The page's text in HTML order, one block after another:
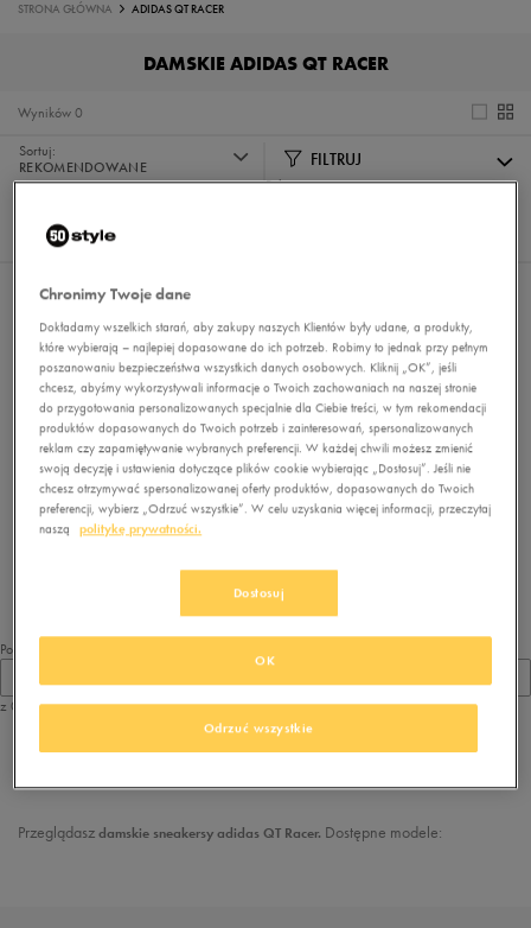
STRONA GŁÓWNA ADIDAS QT RACER
DAMSKIE ADIDAS QT RACER
0
Wyników
Sortuj:
REKOMENDOWANE
FILTRUJ
Pokaż
Nie wybrano filtrów
Brak produktów do wyświetlenia
Zmień kryteria wyszukiwania lub
Pokaż
z 0
z1
Przeglądaszdamskie sneakersy adidas QT Racer. Dostępne modele:
Chronimy Twoje dane
Dokładamy wszelkich starań, aby zakupy naszych Klientów były udane, a produkty,
które wybierają – najlepiej dopasowane do ich potrzeb. Robimy to jednak przy pełnym
poszanowaniu bezpieczeństwa wszystkich danych osobowych. Kliknij „OK”, jeśli
chcesz, abyśmy wykorzystywali informacje o Twoich zachowaniach na naszej stronie
do przygotowania personalizowanych specjalnie dla Ciebie treści, w tym rekomendacji
produktów dopasowanych do Twoich potrzeb i zainteresowań, spersonalizowanych
reklam czy zapamiętywanie wybranych preferencji. W każdej chwili możesz zmienić
swoją decyzję i ustawienia dotyczące plików cookie wybierając „Dostosuj”. Jeśli nie
chcesz otrzymywać spersonalizowanej oferty produktów, dopasowanych do Twoich
preferencji, wybierz „Odrzuć wszystkie”. W celu uzyskania więcej informacji, przeczytaj
naszą
politykę prywatności.
Dostosuj
Odrzuć wszystkie
OK